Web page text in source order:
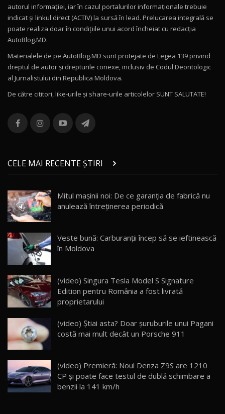
Drive AutoBlog.MD
16:27
11
Noul Volvo ES90 / Test Drive AutoBlog.MD
12
Noul MG HS / Test Drive AutoBlog.MD
16:48
13
combină aventura cu luxul / AutoBlog.MD
36:08
chinez care face lumea să se întoarcă după el
/ AutoBlog.MD
17:27
15 14:37
16
AutoBlogMD
13:10
17 20:06
Va fi modelul nr.1 BYD în Moldova? BYD Seal U
30:08
AutoBlog.MD
23:36
20
Noul ZEEKR 7X / Test Drive AutoBlog.MD
autorul informației, iar în cazul portalurilor informaționale trebuie
indicat și linkul direct (ACTIV) la sursă în lead. Prelucarea integrală se
poate realiza doar în condițiile unui acord încheiat cu redacţia
AutoBlog.MD.
Materialele de pe AutoBlog.MD sunt protejate de Legea 139 privind
dreptul de autor și drepturile conexe, inclusiv de Codul Deontologic
al Jurnalistului din Republica Moldova.
De către cititori, like-urile şi share-urile articolelor SUNT SALUTATE!
CELE MAI RECENTE ȘTIRI
Mitul mașinii noi: De ce garanția de fabrică nu
anulează întreținerea periodică
Veste bună: Carburanții încep să se ieftinească
în Moldova
(video) Singura Tesla Model S Signature
Edition pentru România a fost livrată
proprietarului
(video) Știai asta? Doar șuruburile unui Pagani
costă mai mult decât un Porsche 911
(video) Premieră: Noul Denza Z9S are 1210
CP și poate face testul de dublă schimbare a
benzii la 141 km/h